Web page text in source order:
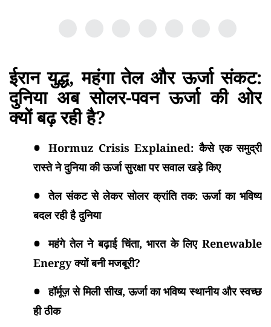
ईरान युद्ध, महंगा तेल और ऊर्जा संकट:
दुनिया अब सोलर-पवन ऊर्जा की ओर
क्यों बढ़ रही है?
Hormuz Crisis Explained: कैसे एक समुद्री
रास्ते ने दुनिया की ऊर्जा सुरक्षा पर सवाल खड़े किए
तेल संकट से लेकर सोलर क्रांति तक: ऊर्जा का भविष्य
बदल रही है दुनिया
महंगे तेल ने बढ़ाई चिंता, भारत के लिए Renewable
Energy क्यों बनी मजबूरी?
हॉर्मूज़ से मिली सीख, ऊर्जा का भविष्य स्थानीय और स्वच्छ
ही ठीक